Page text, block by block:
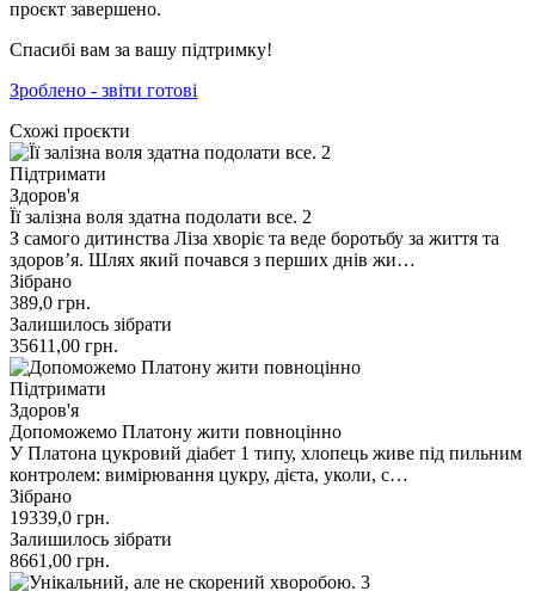
проєкт завершено.
Спасибі вам за вашу підтримку!
Зроблено - звіти готові
Схожі проєкти
Підтримати
Здоров'я
Її залізна воля здатна подолати все. 2
З самого дитинства Ліза хворіє та веде боротьбу за життя та
здоров’я. Шлях який почався з перших днів жи…
Зібрано
389,0 грн.
Залишилось зібрати
35611,00 грн.
Підтримати
Здоров'я
Допоможемо Платону жити повноцінно
У Платона цукровий діабет 1 типу, хлопець живе під пильним
контролем: вимірювання цукру, дієта, уколи, с…
Зібрано
19339,0 грн.
Залишилось зібрати
8661,00 грн.